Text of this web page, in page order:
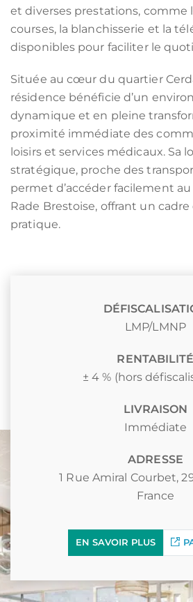
et diverses prestations, comme
courses, la blanchisserie et la
disponibles pour faciliter le
Située au cœur du quartier
résidence bénéficie d’un
dynamique et en pleine
proximité immédiate des
loisirs et services médicaux. Sa
stratégique, proche des
permet d’accéder facilement
Rade Brestoise, offrant un
pratique.
LMP/LMNP
RENTABILITÉ
± 4 % (hors
LIVRAISON
Immédiate
ADRESSE
1 Rue Amiral Courbet,
France
EN SAVOIR PLUS